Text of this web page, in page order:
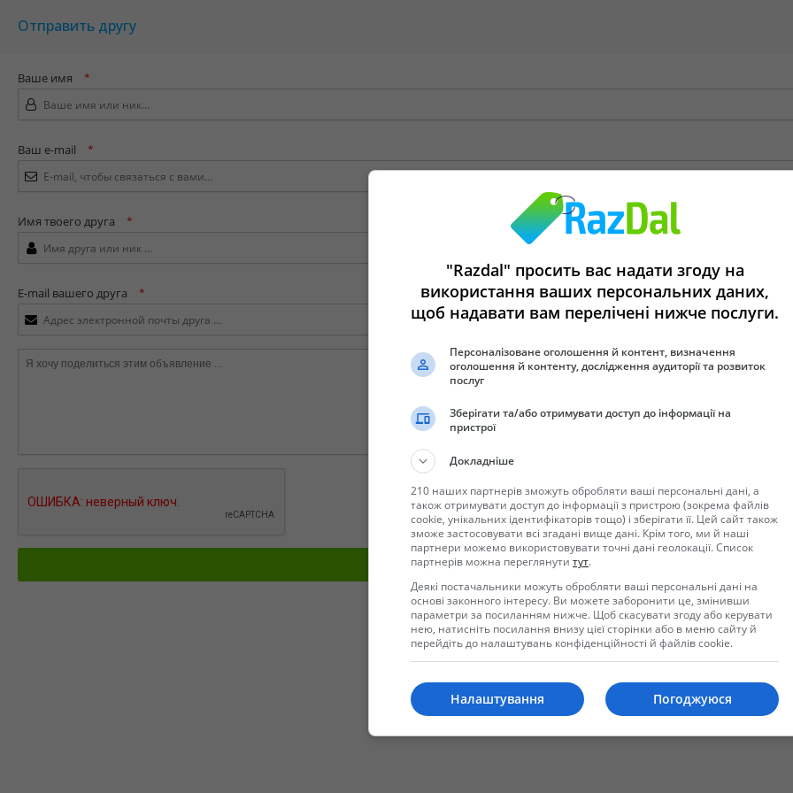
Отправить другу
Ваше имя *
Ваш e-mail *
Имя твоего друга *
E-mail вашего друга *
Отправить сообщение
"Razdal" просить вас надати згоду на
використання ваших персональних даних,
щоб надавати вам перелічені нижче послуги.
Персоналізоване оголошення й контент, визначення
оголошення й контенту, дослідження аудиторії та розвиток
послуг
Зберігати та/або отримувати доступ до інформації на
пристрої
Докладніше
210 наших партнерів зможуть обробляти ваші персональні дані, а
також отримувати доступ до інформації з пристрою (зокрема файлів
cookie, унікальних ідентифікаторів тощо) і зберігати її. Цей сайт також
зможе застосовувати всі згадані вище дані. Крім того, ми й наші
партнери можемо використовувати точні дані геолокації. Список
партнерів можна переглянути тут.
Деякі постачальники можуть обробляти ваші персональні дані на
основі законного інтересу. Ви можете заборонити це, змінивши
параметри за посиланням нижче. Щоб скасувати згоду або керувати
нею, натисніть посилання внизу цієї сторінки або в меню сайту й
перейдіть до налаштувань конфіденційності й файлів cookie.
Погоджуюся
Налаштування